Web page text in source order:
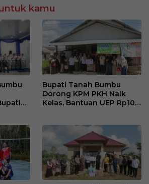
kamu
Bupati Tanah Bumbu
Dorong KPM PKH Naik
Kelas, Bantuan UEP Rp10